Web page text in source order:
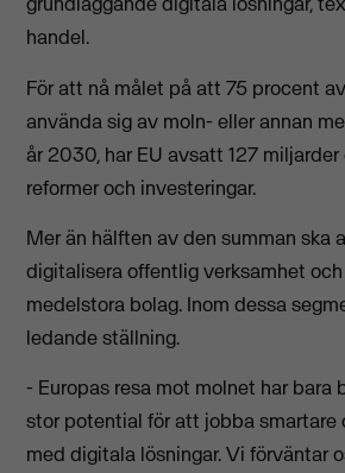
handel.
För att nå målet på att 75 procent
använda sig av moln- eller annan
år 2030, har EU avsatt 127
reformer och investeringar.
Mer än hälften av den summan ska
digitalisera offentlig verksamhet
medelstora bolag. Inom dessa
ledande ställning.
- Europas resa mot molnet har bara
stor potential för att jobba smartare
med digitala lösningar. Vi förväntar